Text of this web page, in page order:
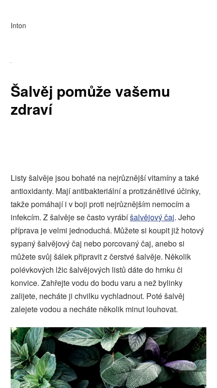
Inton
Šalvěj pomůže vašemu
zdraví
Listy šalvěje jsou bohaté na nejrůznější vitamíny a také
antioxidanty. Mají antibakteriální a protizánětlivé účinky,
takže pomáhají i v boji proti nejrůznějším nemocím a
infekcím.Z šalvěje se často vyrábíšalvějový čaj. Jeho
příprava je velmi jednoduchá. Můžete si koupit již hotový
sypaný šalvějový čaj nebo porcovaný čaj, anebo si
můžete svůj šálek připravit z čerstvé šalvěje. Několik
polévkových lžic šalvějových listů dáte do hrnku či
konvice. Zahřejte vodu do bodu varu a než bylinky
zalijete, necháte ji chvilku vychladnout. Poté šalvěj
zalejete vodou a necháte několik minut louhovat.